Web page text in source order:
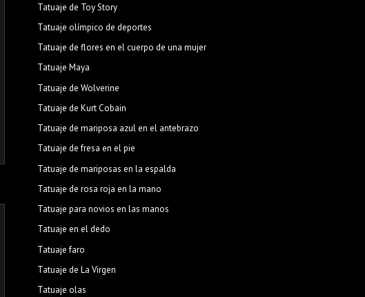
Tatuaje de Toy Story
Tatuaje olímpico de deportes
Tatuaje de flores en el cuerpo de una mujer
Tatuaje Maya
Tatuaje de Wolverine
Tatuaje de Kurt Cobain
Tatuaje de mariposa azul en el antebrazo
Tatuaje de fresa en el pie
Tatuaje de mariposas en la espalda
Tatuaje de rosa roja en la mano
Tatuaje para novios en las manos
Tatuaje en el dedo
Tatuaje faro
Tatuaje de La Virgen
Tatuaje olas